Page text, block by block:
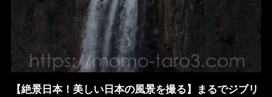
【絶景日本！美しい日本の風景を撮る】まるでジブリ